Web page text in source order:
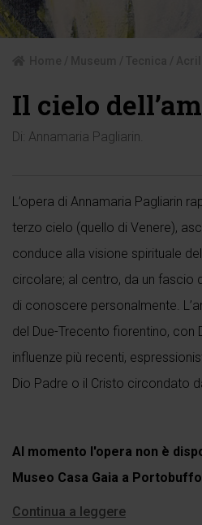
Il cielo
Di: Annamaria Pagliarin
L’opera di Annamaria Pagliarin
terzo cielo (quello di Venere),
conduce alla visione spirituale
circolare; al centro, da un fascio
di conoscere personalmente.
del Due-Trecento fiorentino,
influenze più recenti,
Dio Padre o il Cristo circondato
Al momento l'opera non è
Museo Casa Gaia a
Continua a leggere